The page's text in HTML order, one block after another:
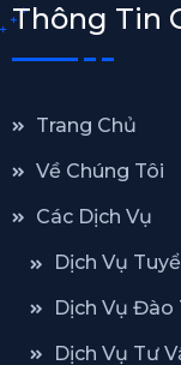
Thông Tin
Trang Chủ
Về Chúng Tôi
Các Dịch Vụ
Dịch Vụ
Dịch Vụ Đào
Dịch Vụ Tư